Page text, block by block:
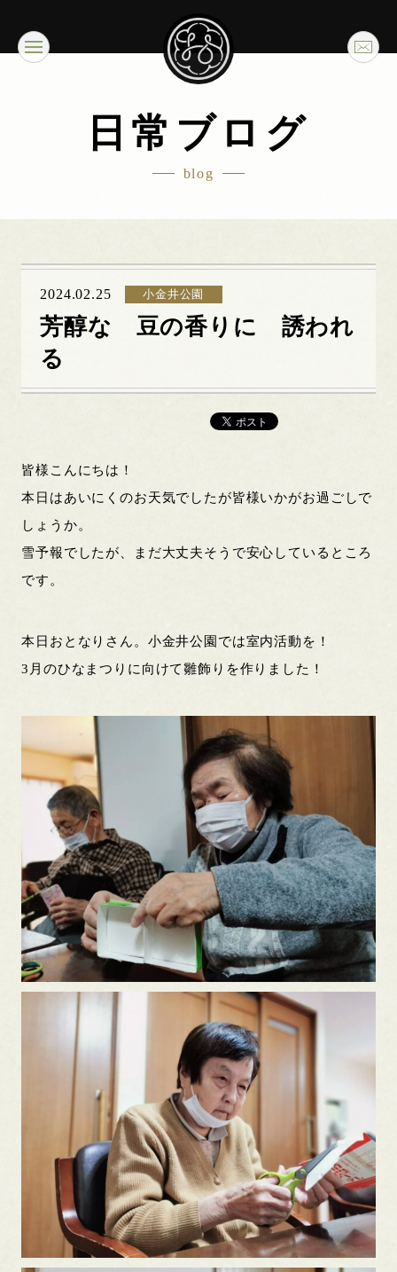
日常ブログ
blog
2024.02.25 小金井公園
芳醇な 豆の香りに 誘われ
る
皆様こんにちは！
本日はあいにくのお天気でしたが皆様いかがお過ごしで
しょうか。
雪予報でしたが、まだ大丈夫そうで安心しているところ
です。
本日おとなりさん。小金井公園では室内活動を！
3月のひなまつりに向けて雛飾りを作りました！